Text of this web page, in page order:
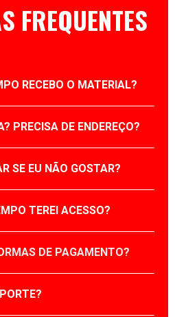
FREQUENTES
RECEBO O MATERIAL?
PRECISA DE ENDEREÇO?
SE EU NÃO GOSTAR?
TEREI ACESSO?
DE PAGAMENTO?